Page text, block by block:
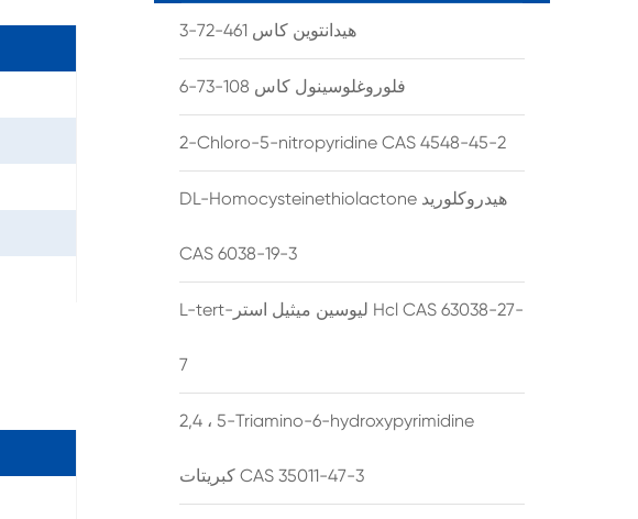
هيدانتوين كاس 461-72-3
فلوروغلوسينول كاس 108-73-6
2-Chloro-5-nitropyridine CAS 4548-45-2
DL-Homocysteinethiolactone هيدروكلوريد
CAS 6038-19-3
L-tert-ليوسين ميثيل استر Hcl CAS 63038-27-
7
2,4 ، 5-Triamino-6-hydroxypyrimidine
كبريتات CAS 35011-47-3